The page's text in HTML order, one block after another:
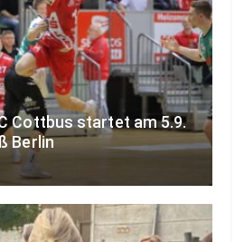
Cottbus startet am 5.9.
Berlin